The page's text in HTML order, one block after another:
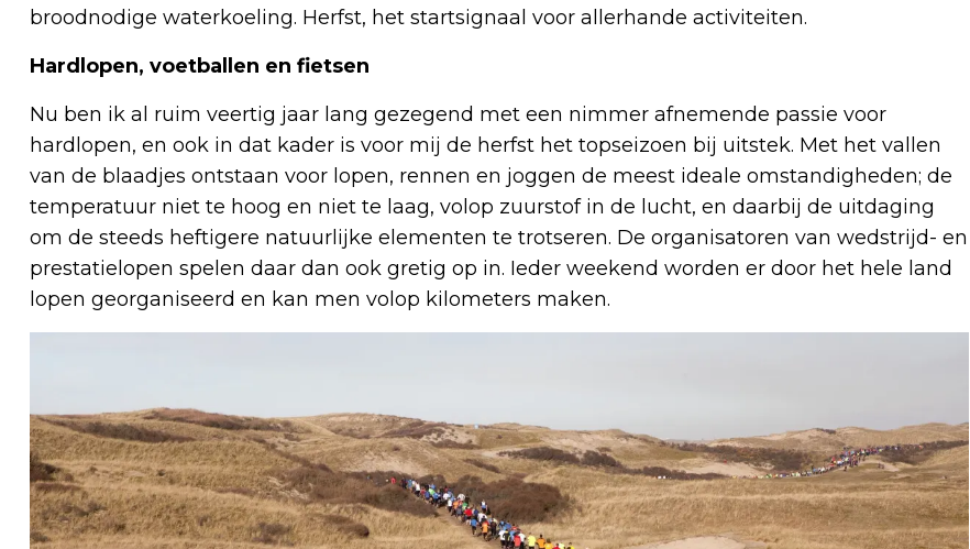
broodnodige waterkoeling. Herfst, het startsignaal voor allerhande activiteiten.
Hardlopen, voetballen en fietsen
Nu ben ik al ruim veertig jaar lang gezegend met een nimmer afnemende passie voor
hardlopen, en ook in dat kader is voor mij de herfst het topseizoen bij uitstek. Met het vallen
van de blaadjes ontstaan voor lopen, rennen en joggen de meest ideale omstandigheden; de
temperatuur niet te hoog en niet te laag, volop zuurstof in de lucht, en daarbij de uitdaging
om de steeds heftigere natuurlijke elementen te trotseren. De organisatoren van wedstrijd- en
prestatielopen spelen daar dan ook gretig op in. Ieder weekend worden er door het hele land
lopen georganiseerd en kan men volop kilometers maken.